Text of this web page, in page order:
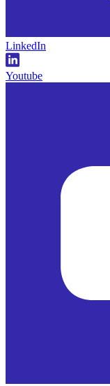
LinkedIn
Youtube